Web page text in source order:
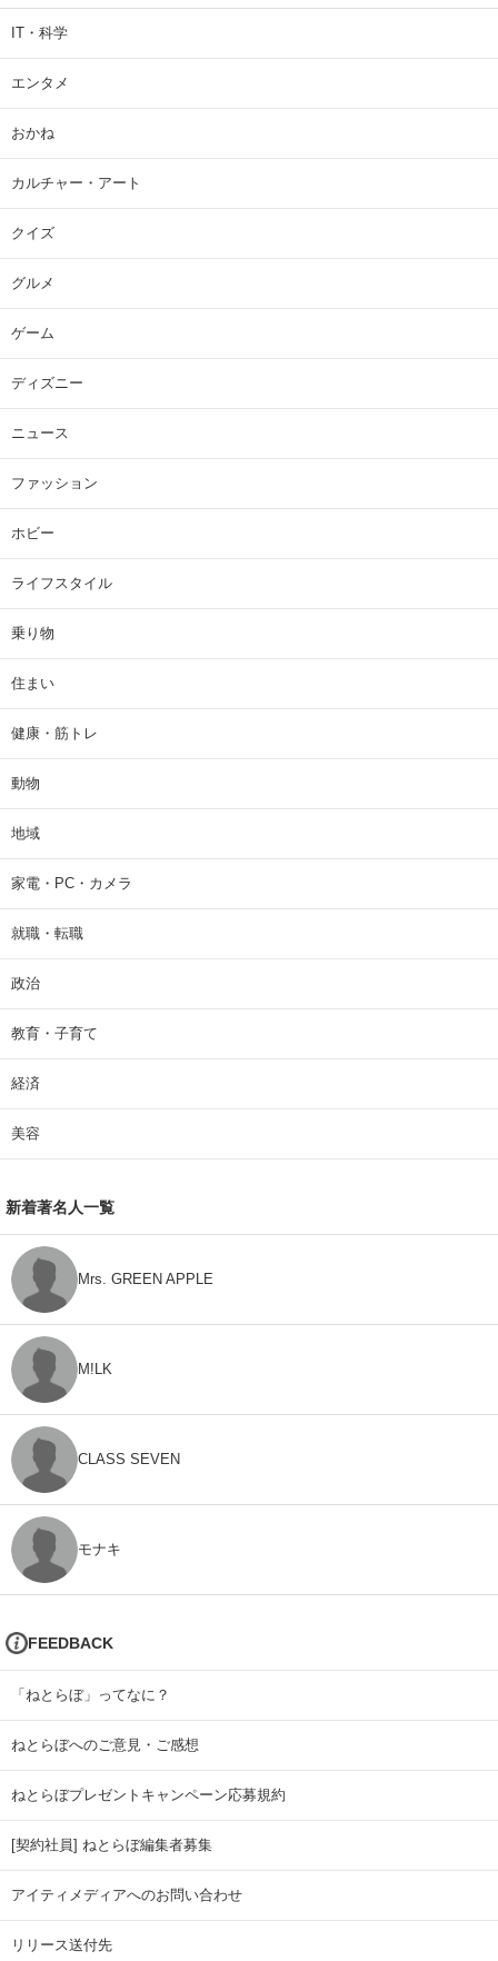
IT・科学
エンタメ
おかね
カルチャー・アート
クイズ
グルメ
ゲーム
ディズニー
ニュース
ファッション
ホビー
ライフスタイル
乗り物
住まい
健康・筋トレ
動物
地域
家電・PC・カメラ
就職・転職
政治
教育・子育て
経済
美容
新着著名人一覧
Mrs. GREEN APPLE
M!LK
CLASS SEVEN
モナキ
FEEDBACK
「ねとらぼ」ってなに？
ねとらぼへのご意見・ご感想
ねとらぼプレゼントキャンペーン応募規約
[契約社員] ねとらぼ編集者募集
アイティメディアへのお問い合わせ
リリース送付先